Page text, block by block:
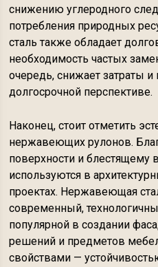
снижению углеродного
потребления природных
сталь также обладает
необходимость частых
очередь, снижает затраты
долгосрочной перспективе.
Наконец, стоит отметить
нержавеющих рулонов.
поверхности и блестящему
используются в
проектах. Нержавеющая
современный,
популярной в создании
решений и предметов
свойствами —